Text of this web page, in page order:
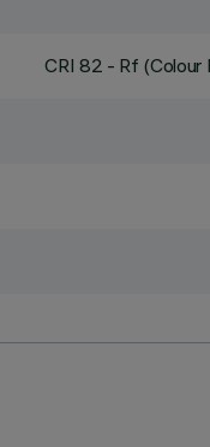
CRI 82 - Rf (Colour